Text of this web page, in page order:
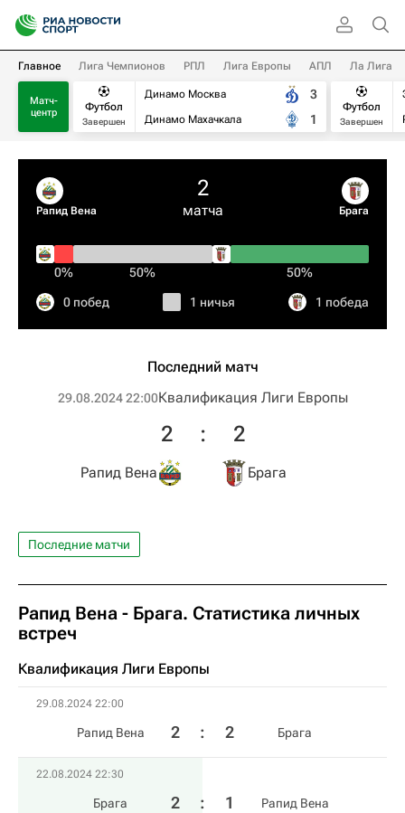
Главное Лига Чемпионов РПЛ Лига Европы АПЛ Ла Лига
Матч-
центр
Футбол
Завершен
Динамо Москва
Динамо Махачкала
3
1
Футбол
Завершен
Рапид Вена
2
матча Брага
0% 50% 50%
0 побед 1 ничья 1 победа
Последний матч
29.08.2024 22:00Квалификация Лиги Европы
Рапид Вена
2 : 2
Брага
Последние матчи
Рапид Вена - Брага. Статистика личных
встреч
Квалификация Лиги Европы
29.08.2024 22:00
Рапид Вена 2 : 2 Брага
22.08.2024 22:30
Брага 2 : 1 Рапид Вена